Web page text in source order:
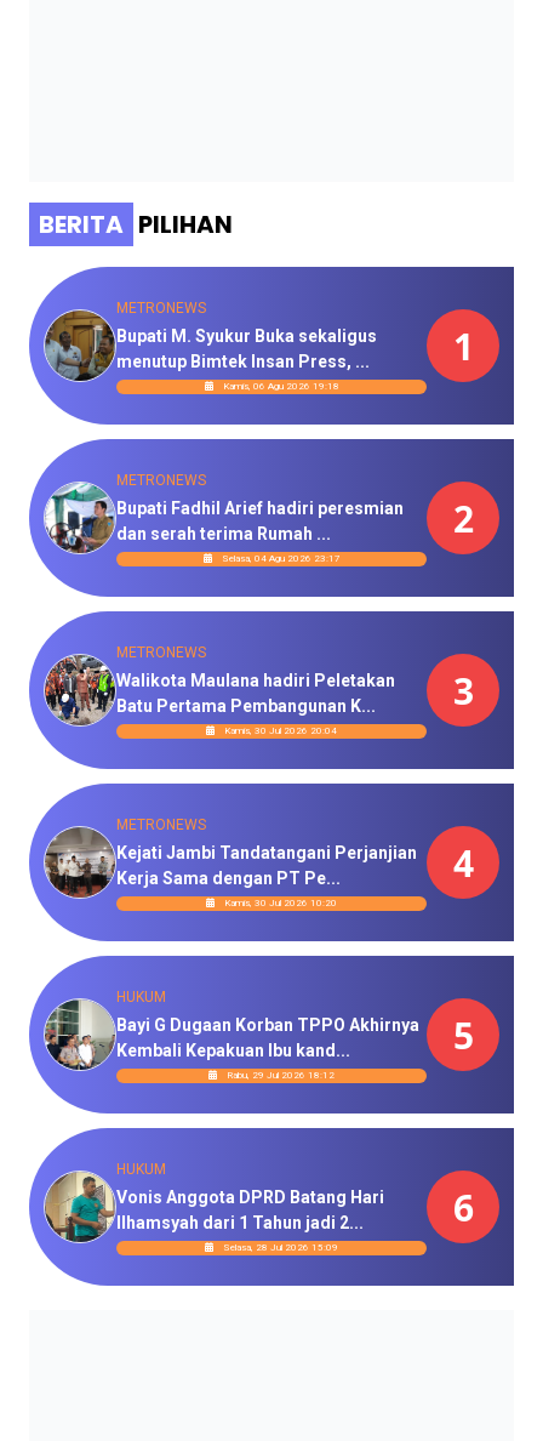
BERITA PILIHAN
METRONEWS
Bupati M. Syukur Buka sekaligus
menutup Bimtek Insan Press, ...
Kamis, 06 Agu 2026 19:18
1
METRONEWS
Bupati Fadhil Arief hadiri peresmian
dan serah terima Rumah ...
Selasa, 04 Agu 2026 23:17
2
METRONEWS
Walikota Maulana hadiri Peletakan
Batu Pertama Pembangunan K...
Kamis, 30 Jul 2026 20:04
3
METRONEWS
Kejati Jambi Tandatangani Perjanjian
Kerja Sama dengan PT Pe...
Kamis, 30 Jul 2026 10:20
4
HUKUM
Bayi G Dugaan Korban TPPO Akhirnya
Kembali Kepakuan Ibu kand...
Rabu, 29 Jul 2026 18:12
5
HUKUM
Vonis Anggota DPRD Batang Hari
Ilhamsyah dari 1 Tahun jadi 2...
Selasa, 28 Jul 2026 15:09
6